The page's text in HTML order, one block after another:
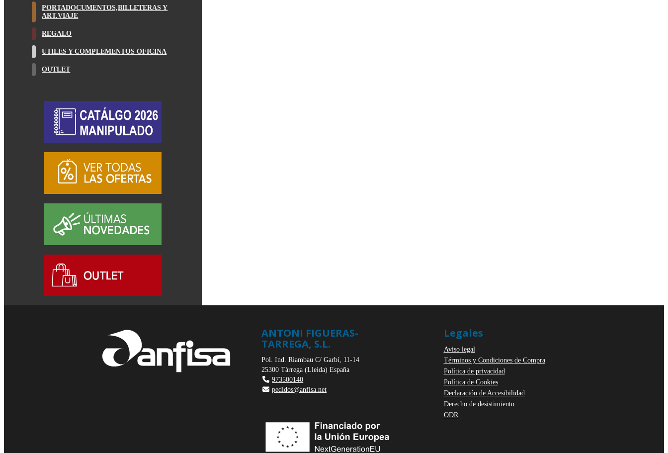
PORTADOCUMENTOS,BILLETERAS Y
ART.VIAJE
REGALO
UTILES Y COMPLEMENTOS OFICINA
OUTLET
ANTONI FIGUERAS-
TARREGA, S.L.
Pol. Ind. Riambau C/ Garbí, 11-14
25300 Tàrrega(Lleida) España
973500140
pedidos@anfisa.net
Legales
Aviso legal
Términos y Condiciones de Compra
Política de privacidad
Política de Cookies
Declaración de Accesibilidad
Derecho de desistimiento
ODR